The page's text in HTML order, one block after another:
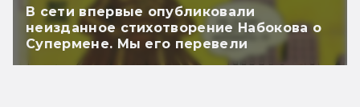
В сети впервые опубликовали
неизданное стихотворение Набокова о
Супермене. Мы его перевели